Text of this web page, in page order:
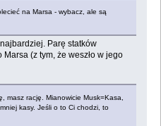
na Marsa - wybacz, ale są
Parę statków
(z tym, że weszło w jego
masz rację. Mianowicie Musk=Kasa,
kasy. Jeśli o to Ci chodzi, to